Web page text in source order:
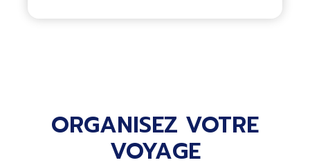
ORGANISEZ VOTRE
VOYAGE